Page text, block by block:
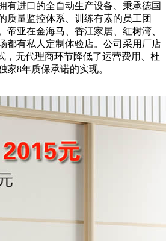
有进口的全自动生产设备、秉承德国
质量监控体系、训练有素的员工团
帝亚在金海马、香江家居、红树湾、
都有私人定制体验店。公司采用厂店
，无代理商环节降低了运营费用、杜
家8年质保承诺的实现。